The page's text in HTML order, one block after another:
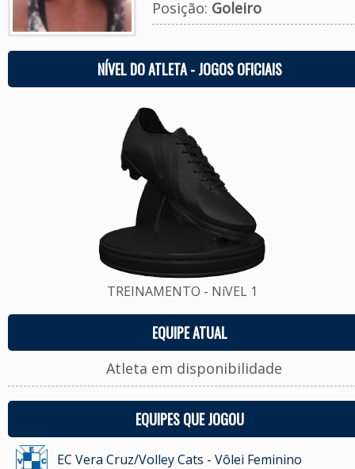
Posição: Goleiro
NÍVEL DO ATLETA - JOGOS OFICIAIS
TREINAMENTO - NíVEL 1
EQUIPE ATUAL
Atleta em disponibilidade
EQUIPES QUE JOGOU
EC Vera Cruz/Volley Cats - Vôlei Feminino